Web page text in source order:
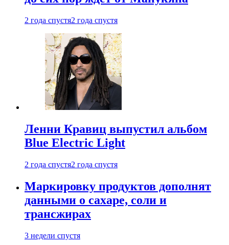
2 года спустя2 года спустя
Ленни Кравиц выпустил альбом
Blue Electric Light
2 года спустя2 года спустя
Маркировку продуктов дополнят
данными о сахаре, соли и
трансжирах
3 недели спустя